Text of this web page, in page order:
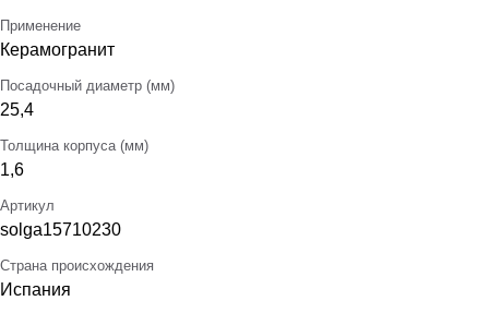
Применение
Керамогранит
Посадочный диаметр (мм)
25,4
Толщина корпуса (мм)
1,6
Артикул
solga15710230
Страна происхождения
Испания